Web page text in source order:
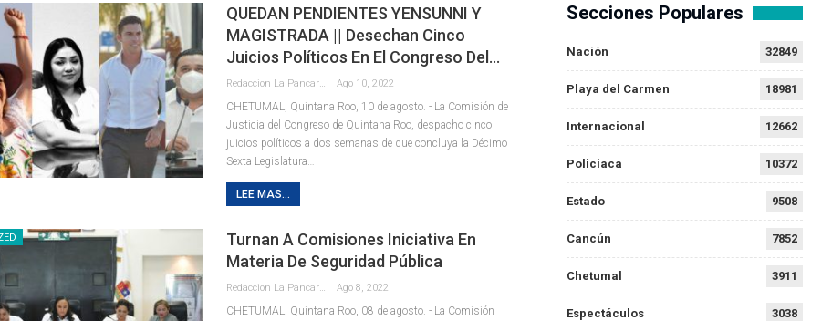
QUEDAN PENDIENTES YENSUNNI Y
MAGISTRADA || Desechan Cinco
Juicios Políticos En El Congreso Del…
Ago 10, 2022
CHETUMAL, Quintana Roo, 10 de agosto. - La Comisión de
Justicia del Congreso de Quintana Roo, despacho cinco
juicios políticos a dos semanas de que concluya la Décimo
Sexta Legislatura
LEE MAS...
Turnan A Comisiones Iniciativa En
Materia De Seguridad Pública
Ago 8, 2022
CHETUMAL, Quintana Roo, 08 de agosto. - La Comisión
Secciones Populares
Nación 32849
Playa del Carmen 18981
Internacional 12662
Policiaca 10372
Estado 9508
Cancún 7852
Chetumal 3911
Espectáculos 3038